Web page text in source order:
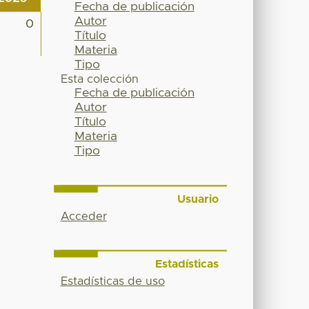
0
Fecha de publicación
Autor
Título
Materia
Tipo
Esta colección
Fecha de publicación
Autor
Título
Materia
Tipo
Usuario
Acceder
Estadísticas
Estadísticas de uso